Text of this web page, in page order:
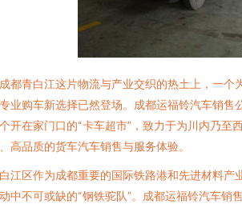
都青白江这片物流与产业交织的热土上，一个
业购车新选择已然登场。成都运福铃汽车销售
开在家门口的“卡车超市”，致力于为川内乃至
高品质的货车汽车销售与服务体验。
江区作为成都重要的国际铁路港和先进材料产
中不可或缺的“钢铁驼队”。成都运福铃汽车销